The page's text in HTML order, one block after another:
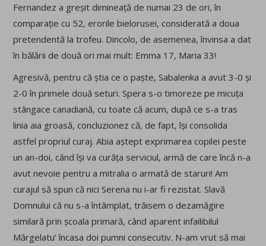
Fernandez a greșit dimineață de numai 23 de ori, în
comparație cu 52, erorile bielorusei, considerată a doua
pretendentă la trofeu. Dincolo, de asemenea, învinsa a dat
în bălării de două ori mai mult: Emma 17, Maria 33!
Agresivă, pentru că știa ce o paște, Sabalenka a avut 3-0 și
2-0 în primele două seturi. Spera s-o timoreze pe micuța
stângace canadiană, cu toate că acum, după ce s-a tras
linia aia groasă, concluzionez că, de fapt, își consolida
astfel propriul curaj. Abia aștept exprimarea copilei peste
un an-doi, când își va curăța serviciul, armă de care încă n-a
avut nevoie pentru a mitralia o armată de staruri! Am
curajul să spun că nici Serena nu i-ar fi rezistat. Slavă
Domnului că nu s-a întâmplat, trăisem o dezamăgire
similară prin școala primară, când aparent infailibilul
Mărgelatu’ încasa doi pumni consecutiv. N-am vrut să mai